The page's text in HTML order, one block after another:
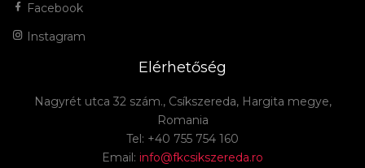
Facebook
Instagram
Elérhetőség
Nagyrét utca 32 szám., Csíkszereda, Hargita megye,
Romania
Tel: +40 755 754 160
Email: info@fkcsikszereda.ro